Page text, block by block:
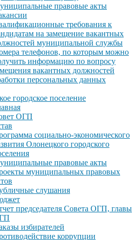
правовые акты
требования к
на замещение вакантных
муниципальной службы
телефонов, по которым можно
информацию по вопросу
вакантных должностей
персональных данных
городское поселение
ОГП
социально-экономического
Олонецкого городского
правовые акты
муниципальных правовых
слушания
председателя Совета ОГП, главы
избирателей
коррупции